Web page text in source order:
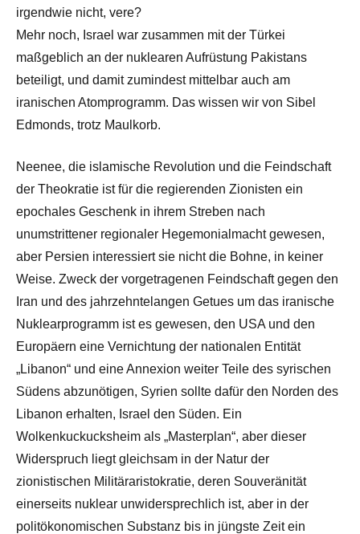
irgendwie nicht, vere?
Mehr noch, Israel war zusammen mit der Türkei
maßgeblich an der nuklearen Aufrüstung Pakistans
beteiligt, und damit zumindest mittelbar auch am
iranischen Atomprogramm. Das wissen wir von Sibel
Edmonds, trotz Maulkorb.
Neenee, die islamische Revolution und die Feindschaft
der Theokratie ist für die regierenden Zionisten ein
epochales Geschenk in ihrem Streben nach
unumstrittener regionaler Hegemonialmacht gewesen,
aber Persien interessiert sie nicht die Bohne, in keiner
Weise. Zweck der vorgetragenen Feindschaft gegen den
Iran und des jahrzehntelangen Getues um das iranische
Nuklearprogramm ist es gewesen, den USA und den
Europäern eine Vernichtung der nationalen Entität
„Libanon“ und eine Annexion weiter Teile des syrischen
Südens abzunötigen, Syrien sollte dafür den Norden des
Libanon erhalten, Israel den Süden. Ein
Wolkenkuckucksheim als „Masterplan“, aber dieser
Widerspruch liegt gleichsam in der Natur der
zionistischen Militäraristokratie, deren Souveränität
einerseits nuklear unwidersprechlich ist, aber in der
politökonomischen Substanz bis in jüngste Zeit ein